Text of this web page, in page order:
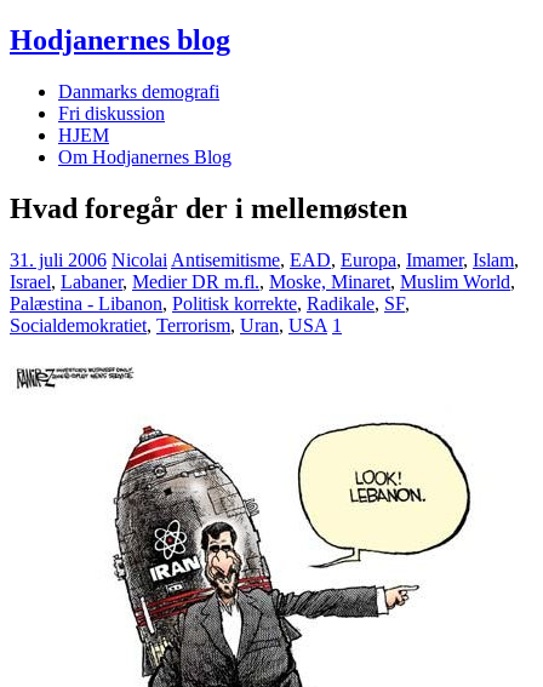
Hodjanernes blog
Danmarks demografi
Fri diskussion
HJEM
Om Hodjanernes Blog
Hvad foregår der i mellemøsten
31. juli 2006 Nicolai Antisemitisme, EAD, Europa, Imamer, Islam,
Israel, Labaner, Medier DR m.fl., Moske, Minaret, Muslim World,
Palæstina - Libanon, Politisk korrekte, Radikale, SF,
Socialdemokratiet, Terrorism, Uran, USA 1